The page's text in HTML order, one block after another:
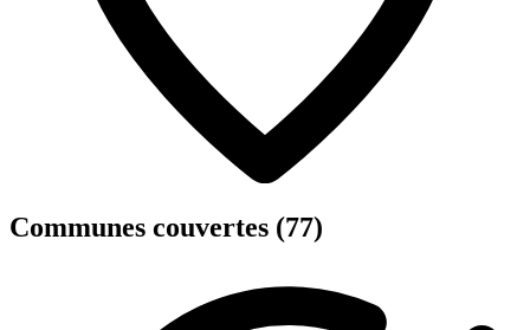
Communes couvertes (77)